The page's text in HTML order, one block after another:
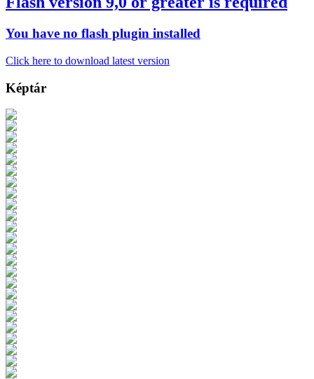
You have no flash plugin installed
Click here to download latest version
Képtár